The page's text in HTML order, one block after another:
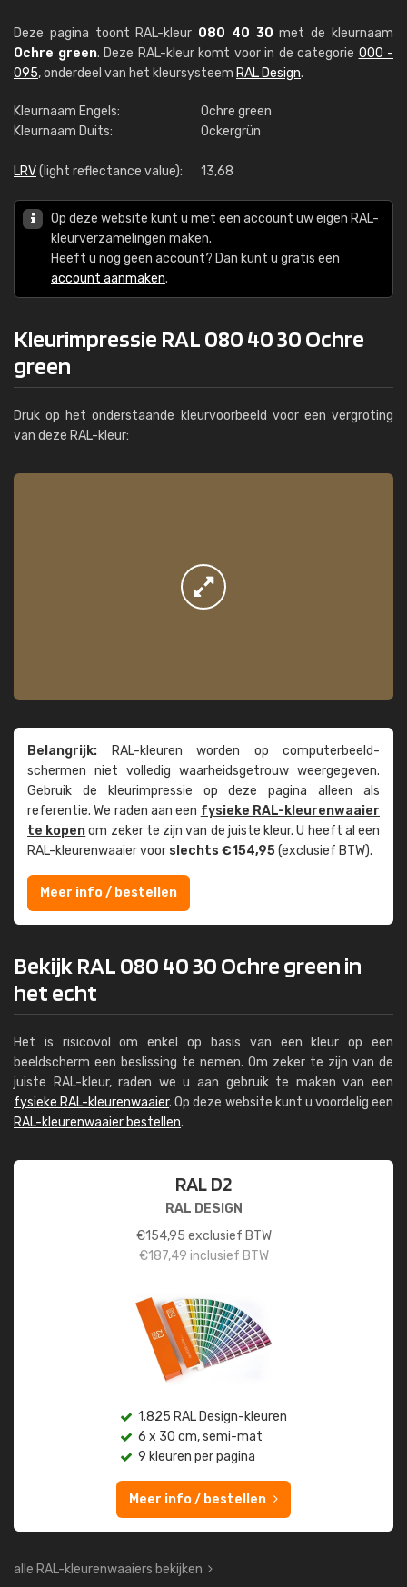
Deze pagina toont RAL-kleur 080 40 30 met de kleurnaam
Ochre green. Deze RAL-kleur komt voor in de categorie 000 -
095, onderdeel van het kleursysteem RAL Design.
Kleurnaam Engels:
Ochre green
Kleurnaam Duits:
Ockergrün
LRV(light reflectance value): 13,68
Op deze website kunt u met een account uw eigen RAL-
kleurverzamelingen maken.
Heeft u nog geen account? Dan kunt u gratis een
account aanmaken.
Kleurimpressie RAL 080 40 30 Ochre
green
Druk op het onderstaande kleurvoorbeeld voor een vergroting
van deze RAL-kleur:
Belangrijk: RAL-kleuren worden op computer­beeld­
schermen niet volledig waarheids­­getrouw weer­gegeven.
Gebruik de kleur­impressie op deze pagina alleen als
referentie. We raden aan een fysieke RAL-kleuren­waaier
te kopenom zeker te zijn van de juiste kleur. U heeft al een
RAL-kleuren­waaier voor slechts €154,95(exclusief BTW).
Meer info / bestellen
Bekijk RAL 080 40 30 Ochre green in
het echt
Het is risicovol om enkel op basis van een kleur op een
beeldscherm een beslissing te nemen. Om zeker te zijn van de
juiste RAL-kleur, raden we u aan gebruik te maken van een
fysieke RAL-kleurenwaaier. Op deze website kunt u voordelig een
RAL-kleurenwaaier bestellen.
RAL D2
RAL DESIGN
€154,95 exclusief BTW
€187,49 inclusief BTW
1.825 RAL Design-kleuren
6 x 30 cm, semi-mat
9 kleuren per pagina
Meer info / bestellen
alle RAL-kleurenwaaiers bekijken